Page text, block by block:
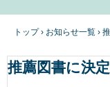
トップ › お知らせ一覧 ›
推薦図書に決